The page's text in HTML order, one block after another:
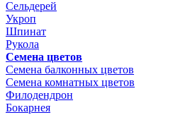
Сельдерей
Укроп
Шпинат
Рукола
Семена цветов
Семена балконных цветов
Семена комнатных цветов
Филодендрон
Бокарнея